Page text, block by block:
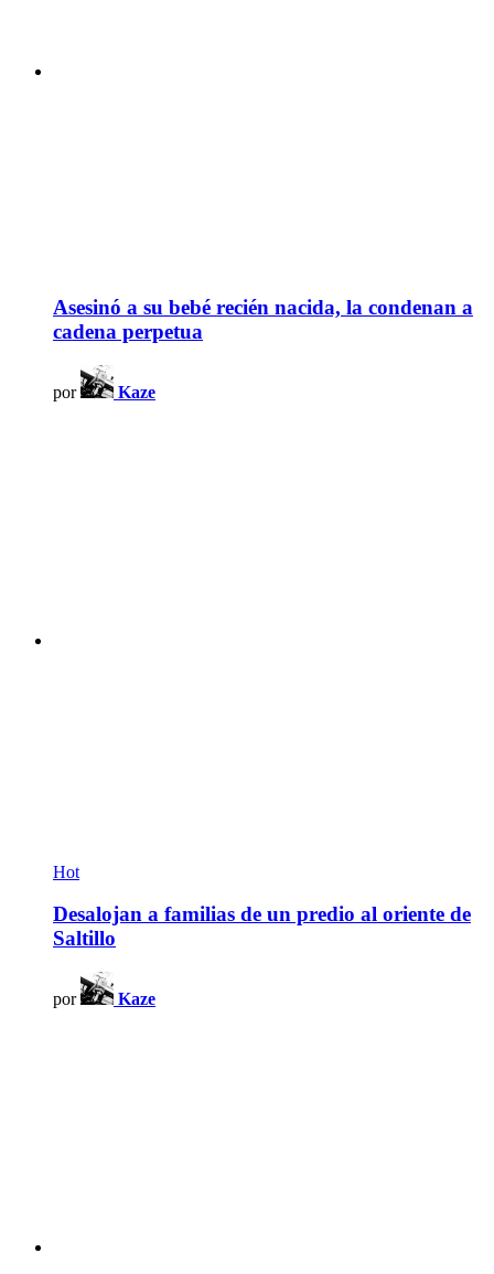
Asesinó a su bebé recién nacida, la condenan a
cadena perpetua
por Kaze
Hot
Desalojan a familias de un predio al oriente de
Saltillo
por Kaze